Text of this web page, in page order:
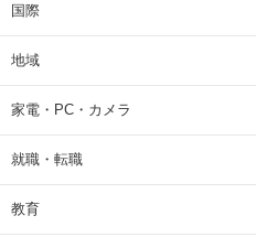
国際
地域
家電・PC・カメラ
就職・転職
教育